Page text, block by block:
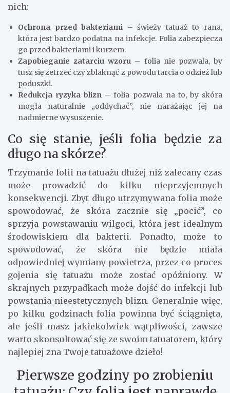
nich:
Ochrona przed bakteriami – świeży tatuaż to rana,
która jest bardzo podatna na infekcje. Folia zabezpiecza
go przed bakteriami i kurzem.
Zapobieganie zatarciu wzoru – folia nie pozwala, by
tusz się zetrzeć czy zblaknąć z powodu tarcia o odzież lub
poduszki.
Redukcja ryzyka blizn – folia pozwala na to, by skóra
mogła naturalnie „oddychać”, nie narażając jej na
nadmierne wysuszenie.
Co się stanie, jeśli folia będzie za
długo na skórze?
Trzymanie folii na tatuażu dłużej niż zalecany czas
może prowadzić do kilku nieprzyjemnych
konsekwencji. Zbyt długo utrzymywana folia może
spowodować, że skóra zacznie się „pocić”, co
sprzyja powstawaniu wilgoci, która jest idealnym
środowiskiem dla bakterii. Ponadto, może to
spowodować, że skóra nie będzie miała
odpowiedniej wymiany powietrza, przez co proces
gojenia się tatuażu może zostać opóźniony. W
skrajnych przypadkach może dojść do infekcji lub
powstania nieestetycznych blizn. Generalnie więc,
po kilku godzinach folia powinna być ściągnięta,
ale jeśli masz jakiekolwiek wątpliwości, zawsze
warto skonsultować się ze swoim tatuatorem, który
najlepiej zna Twoje tatuażowe dzieło!
Pierwsze godziny po zrobieniu